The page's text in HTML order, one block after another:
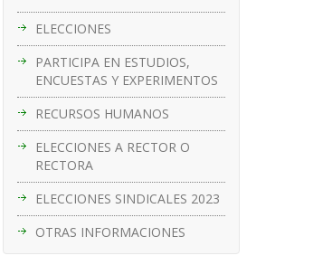
ELECCIONES
PARTICIPA EN ESTUDIOS,
ENCUESTAS Y EXPERIMENTOS
RECURSOS HUMANOS
ELECCIONES A RECTOR O
RECTORA
ELECCIONES SINDICALES 2023
OTRAS INFORMACIONES